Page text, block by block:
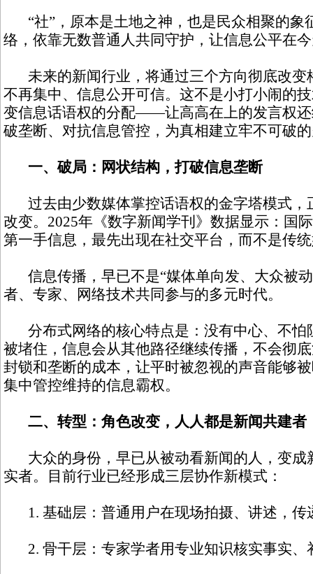
“社”，原本是土地之神，也是民众相聚的
络，依靠无数普通人共同守护，让信息公平在
未来的新闻行业，将通过三个方向彻底改变
不再集中、信息公开可信。这不是小打小闹的
变信息话语权的分配——让高高在上的发言权
破垄断、对抗信息管控，为真相建立牢不可破
一、破局：网状结构，打破信息垄断
过去由少数媒体掌控话语权的金字塔模式，
改变。2025年《数字新闻学刊》数据显示：国
第一手信息，最先出现在社交平台，而不是传
信息传播，早已不是“媒体单向发、大众被
者、专家、网络技术共同参与的多元时代。
分布式网络的核心特点是：没有中心、不怕
被堵住，信息会从其他路径继续传播，不会彻
封锁和垄断的成本，让平时被忽视的声音能够
集中管控维持的信息霸权。
二、转型：角色改变，人人都是新闻共建者
大众的身份，早已从被动看新闻的人，变成
实者。目前行业已经形成三层协作新模式：
1. 基础层：普通用户在现场拍摄、讲述，传
2. 骨干层：专家学者用专业知识核实事实、